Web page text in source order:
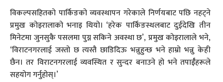
विकल्पसहितको पार्किङको व्यवस्थापन गरेकाले निर्णयबाट पछि नहट्ने
प्रमुख कोइरालाको भनाइ थियो। ‘हरेक पार्किङस्थलबाट दुईदेखि तीन
मिनेटमा जुनसुकै पसलमा पुग्न सकिने अवस्था छ’, प्रमुख कोइरालाले भने,
‘विराटनगरलाई जस्तो छ त्यस्तै छाडिदिऊ भन्नुहुन्छ भने हाम्रो भन्नु केही
छैन। तर विराटनगरलाई व्यवस्थित र सुन्दर बनाउने हो भने तपाईँहरूले
सहयोग गर्नुहोस्।’